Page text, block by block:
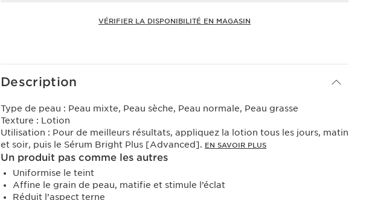
VÉRIFIER LA DISPONIBILITÉ EN MAGASIN
Description
Type de peau : Peau mixte, Peau sèche, Peau normale, Peau grasse
Texture : Lotion
Utilisation : Pour de meilleurs résultats, appliquez la lotion tous les jours, matin
et soir, puis le Sérum Bright Plus [Advanced]. EN SAVOIR PLUS
Un produit pas comme les autres
Uniformise le teint
Affine le grain de peau, matifie et stimule l’éclat
Réduit l’aspect terne